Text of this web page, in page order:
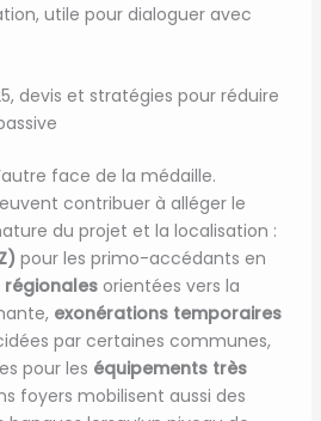
utile pour dialoguer avec
devis et stratégies pour réduire
face de la médaille.
contribuer à alléger le
du projet et la localisation :
pour les primo-accédants en
régionalesorientées vers la
exonérations temporaires
par certaines communes,
pour les équipements très
foyers mobilisent aussi des